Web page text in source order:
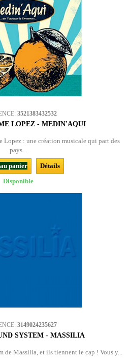
3521383432532
LOPEZ - MEDIN'AQUI
: une création musicale qui part des
pays...
panier
Détails
Disponible
3149024235627
SYSTEM - MASSILIA
de Massilia, et ils tiennent le cap ! Vous y...